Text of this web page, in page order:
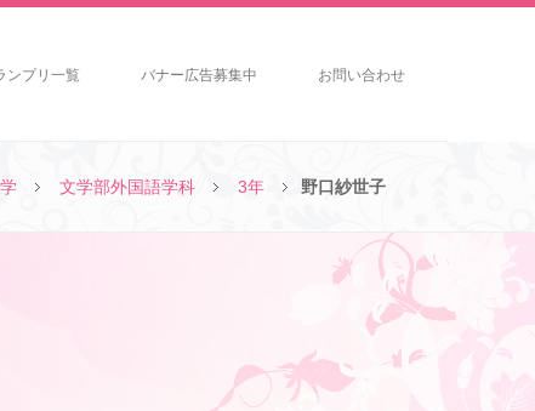
ンプリ一覧 バナー広告募集中 お問い合わせ
文学部外国語学科 3年 野口紗世子